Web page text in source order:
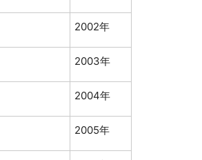
2002年
2003年
2004年
2005年